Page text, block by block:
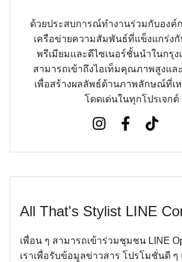
ด้วยประสบการณ์ทำงานร่วมกับองค์
เครือข่ายความสัมพันธ์ที่แข็งแกร่ง
พรีเมียมและดีไซเนอร์ชั้นนำในกรุง
สามารถเข้าถึงไอเท็มคุณภาพสูงแล
เพื่อสร้างผลลัพธ์ด้านภาพลักษณ์ที่เ
โดดเด่นในทุกโปรเจกต์
All That's Stylist LINE
เพื่อน ๆ สามารถเข้าร่วมชุมชน LINE
เราเพื่อรับข้อมูลข่าวสาร โปรโมชั่นดี